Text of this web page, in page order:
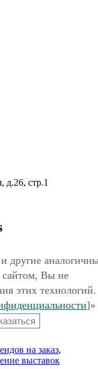
д.26, стр.1
,Проектирование
на заказ,
выставок
другие
сайтом, Вы не
этих технологий.
]»